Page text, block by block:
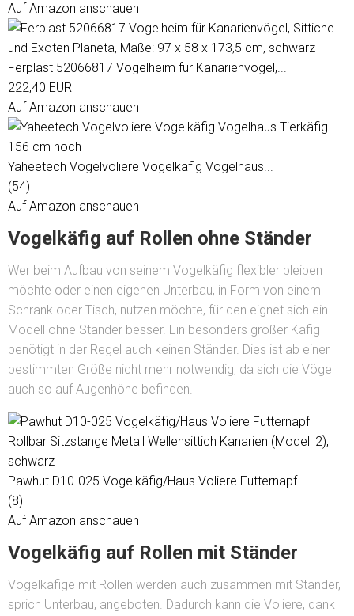
Auf Amazon anschauen
Ferplast 52066817 Vogelheim für Kanarienvögel,...
222,40 EUR
Auf Amazon anschauen
Yaheetech Vogelvoliere Vogelkäfig Vogelhaus...
(54)
Auf Amazon anschauen
Vogelkäfig auf Rollen ohne Ständer
Wer beim Aufbau von seinem Vogelkäfig flexibler bleiben
möchte oder einen eigenen Unterbau, in Form von einem
Schrank oder Tisch, nutzen möchte, für den eignet sich ein
Modell ohne Ständer besser. Ein besonders großer Käfig
benötigt in der Regel auch keinen Ständer. Dies ist ab einer
bestimmten Größe nicht mehr notwendig, da sich die Vögel
auch so auf Augenhöhe befinden.
Pawhut D10-025 Vogelkäfig/Haus Voliere Futternapf...
(8)
Auf Amazon anschauen
Vogelkäfig auf Rollen mit Ständer
Vogelkäfige mit Rollen werden auch zusammen mit Ständer,
sprich Unterbau, angeboten. Dadurch kann die Voliere, dank